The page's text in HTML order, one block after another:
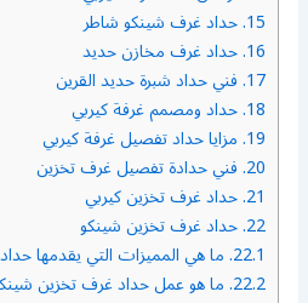
15. حداد غرف شينكو شاطر
16. حداد غرف مخازن حديد
17. فني حداد شبرة حديد القرين
18. حداد ومصمم غرفة كيربي
19. مزايا حداد تفصيل غرفة كيربي
20. فني حدادة تفصيل غرف تخزين
21. حداد غرف تخزين كيربي
22. حداد غرف تخزين شينكو
22.1. ما هي المميزات التي يقدمها
22.2. ما هو عمل حداد غرف تخزين